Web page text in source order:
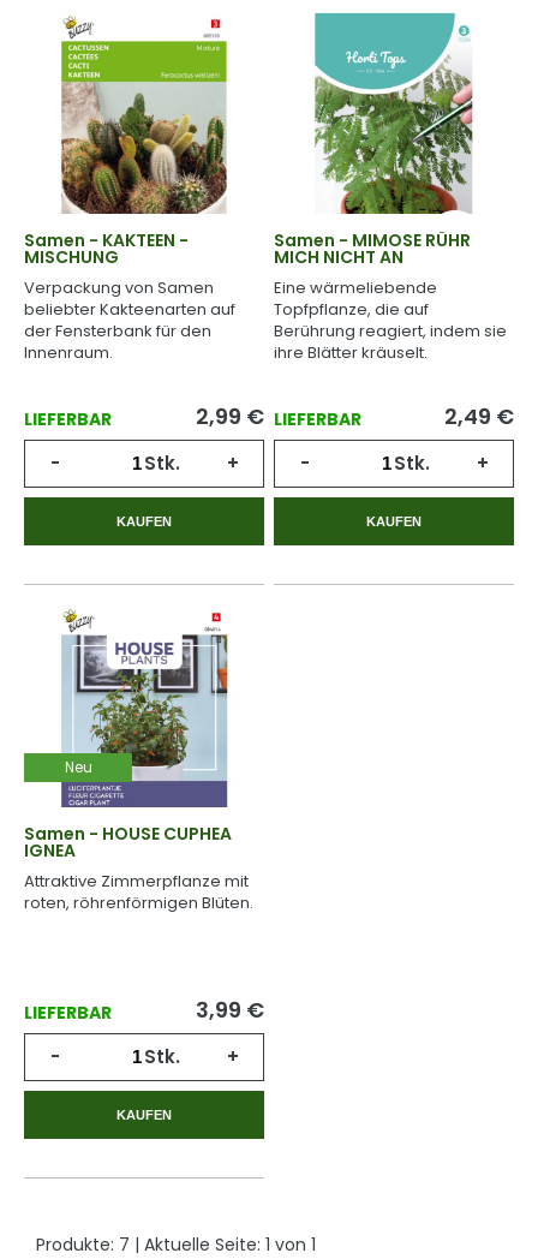
Samen - KAKTEEN -
MISCHUNG
Verpackung von Samen
beliebter Kakteenarten auf
der Fensterbank für den
Innenraum.
LIEFERBAR 2,99 €
- Stk. +
KAUFEN
Samen - MIMOSE RÜHR
MICH NICHT AN
Eine wärmeliebende
Topfpflanze, die auf
Berührung reagiert, indem sie
ihre Blätter kräuselt.
LIEFERBAR 2,49 €
- Stk. +
KAUFEN
Neu
Samen - HOUSE CUPHEA
IGNEA
Attraktive Zimmerpflanze mit
roten, röhrenförmigen Blüten.
LIEFERBAR 3,99 €
- Stk. +
KAUFEN
Produkte: 7 | Aktuelle Seite: 1 von 1